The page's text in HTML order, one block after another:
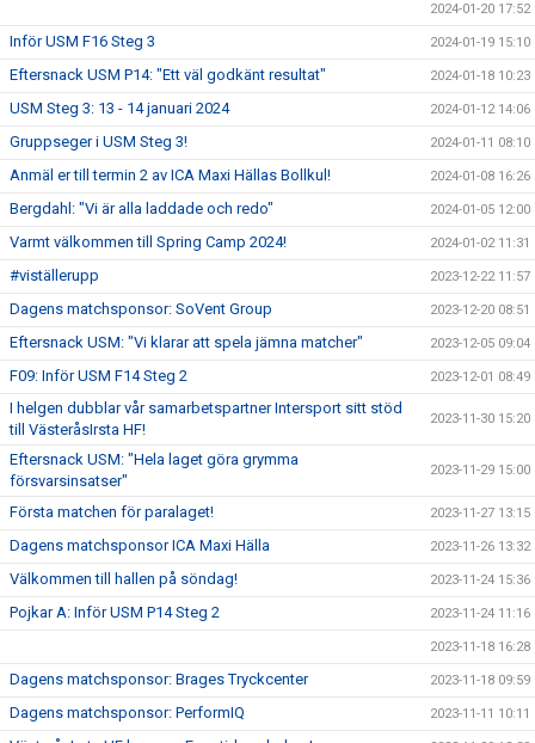
2024-01-20 17:52
Inför USM F16 Steg 3 2024-01-19 15:10
Eftersnack USM P14: "Ett väl godkänt resultat" 2024-01-18 10:23
USM Steg 3: 13 - 14 januari 2024 2024-01-12 14:06
Gruppseger i USM Steg 3! 2024-01-11 08:10
Anmäl er till termin 2 av ICA Maxi Hällas Bollkul! 2024-01-08 16:26
Bergdahl: "Vi är alla laddade och redo" 2024-01-05 12:00
Varmt välkommen till Spring Camp 2024! 2024-01-02 11:31
#viställerupp 2023-12-22 11:57
Dagens matchsponsor: SoVent Group 2023-12-20 08:51
Eftersnack USM: "Vi klarar att spela jämna matcher" 2023-12-05 09:04
F09: Inför USM F14 Steg 2 2023-12-01 08:49
I helgen dubblar vår samarbetspartner Intersport sitt stöd
till VästeråsIrsta HF!
2023-11-30 15:20
Eftersnack USM: "Hela laget göra grymma
försvarsinsatser"
2023-11-29 15:00
Första matchen för paralaget! 2023-11-27 13:15
Dagens matchsponsor ICA Maxi Hälla 2023-11-26 13:32
Välkommen till hallen på söndag! 2023-11-24 15:36
Pojkar A: Inför USM P14 Steg 2 2023-11-24 11:16
2023-11-18 16:28
Dagens matchsponsor: Brages Tryckcenter 2023-11-18 09:59
Dagens matchsponsor: PerformIQ 2023-11-11 10:11